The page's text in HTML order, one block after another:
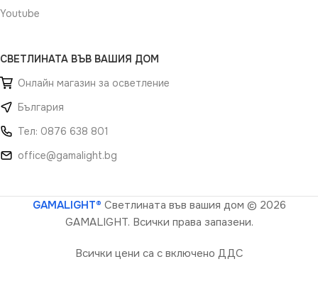
Youtube
СВЕТЛИНАТА ВЪВ ВАШИЯ ДОМ
Онлайн магазин за осветление
България
Тел: 0876 638 801
office@gamalight.bg
GAMALIGHT® Светлината във вашия дом © 2026
GAMALIGHT. Всички права запазени.
Всички цени са с включено ДДС